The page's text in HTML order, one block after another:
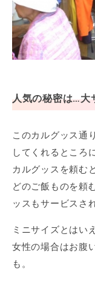
人気の秘密は…大
このカルグッス通
してくれるところ
カルグッスを頼む
どのご飯ものを頼
ッスもサービスさ
ミニサイズとはい
女性の場合はお腹
も。